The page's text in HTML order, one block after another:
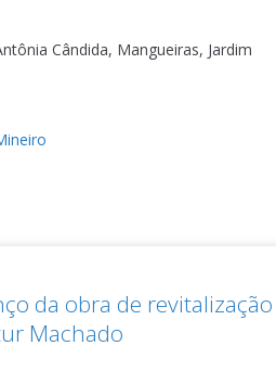
Cândida, Mangueiras, Jardim
da obra de revitalização
Machado